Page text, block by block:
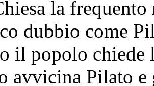
la frequento
dubbio come
il popolo chiede
avvicina Pilato